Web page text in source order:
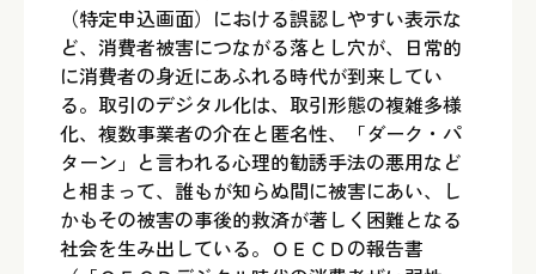
（特定申込画面）における誤認しやすい表示な
ど、消費者被害につながる落とし穴が、日常的
に消費者の身近にあふれる時代が到来してい
る。取引のデジタル化は、取引形態の複雑多様
化、複数事業者の介在と匿名性、「ダーク・パ
ターン」と言われる心理的勧誘手法の悪用など
と相まって、誰もが知らぬ間に被害にあい、し
かもその被害の事後的救済が著しく困難となる
社会を生み出している。ＯＥＣＤの報告書